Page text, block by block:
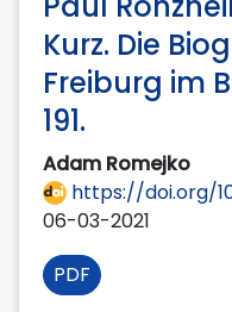
Kurz. Die
Freiburg im
191.
Adam Romejko
https://doi.org/
06-03-2021
PDF